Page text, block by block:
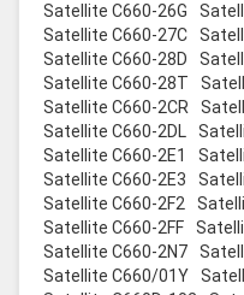
Satellite C660-26G
Satellite C660-27C
Satellite C660-28D
Satellite C660-28T
Satellite C660-2CR
Satellite C660-2DL
Satellite C660-2E1
Satellite C660-2E3
Satellite C660-2F2
Satellite C660-2FF
Satellite C660-2N7
Satellite C660/01Y